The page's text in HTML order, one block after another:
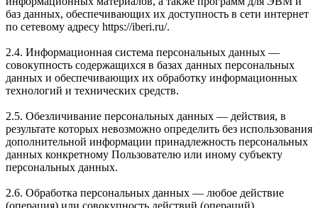
баз данных, обеспечивающих их доступность в сети интернет
по сетевому адресу https://iberi.ru/.
2.4. Информационная система персональных данных —
совокупность содержащихся в базах данных персональных
данных и обеспечивающих их обработку информационных
технологий и технических средств.
2.5. Обезличивание персональных данных — действия, в
результате которых невозможно определить без использования
дополнительной информации принадлежность персональных
данных конкретному Пользователю или иному субъекту
персональных данных.
2.6. Обработка персональных данных — любое действие
(операция) или совокупность действий (операций),